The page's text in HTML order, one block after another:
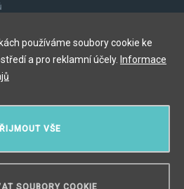
1
VŠE
SOUBORY COOKIE
používáme soubory cookie ke
a pro reklamní účely. Informace